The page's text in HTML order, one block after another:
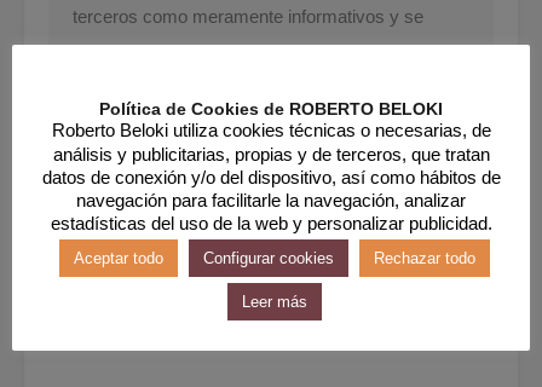
terceros como meramente informativos y se
imprecisiones, errores, omisiones no
intencionadas, cambios de precio y / o la retirada
del mercado sin previo aviso. Los gastos de
Notaría, IVA y Registro de la Propiedad son de
cargo del comprador. Los honorarios de la
agencia inmobiliaria van a cargo del vendedor.
Política de Cookies de ROBERTO BELOKI
Roberto Beloki utiliza cookies técnicas o necesarias, de
análisis y publicitarias, propias y de terceros, que tratan
datos de conexión y/o del dispositivo, así como hábitos de
navegación para facilitarle la navegación, analizar
estadísticas del uso de la web y personalizar publicidad.
Aceptar todo Configurar cookies Rechazar todo
Leer más